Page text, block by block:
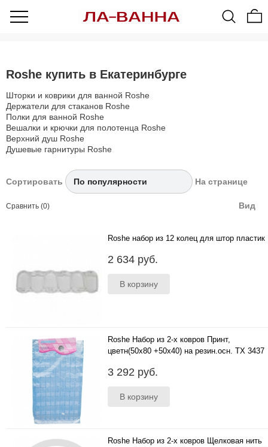
Roshe купить в Екатеринбурге
Шторки и коврики для ванной Roshe
Держатели для стаканов Roshe
Полки для ванной Roshe
Вешалки и крючки для полотенца Roshe
Верхний душ Roshe
Душевые гарнитуры Roshe
Сортировать На странице
Вид
Сравнить (0)
Roshe набор из 12 колец для штор пластик
2 634 руб.
Roshe Набор из 2-х ковров Принт,
цветн(50x80 +50x40) на резин.осн. ТХ 3437
3 292 руб.
Roshe Набор из 2-х ковров Щелковая нить